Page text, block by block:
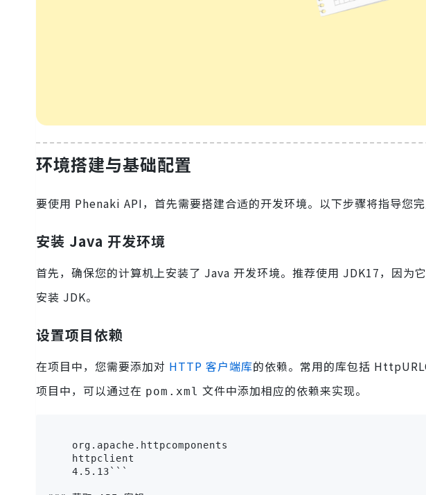
环境搭建与基础配置
要使用 Phenaki API，首先需要搭建合适的开发环境。以下步骤将指导您
安装 Java 开发环境
首先，确保您的计算机上安装了 Java 开发环境。推荐使用 JDK17，因为
安装 JDK。
设置项目依赖
在项目中，您需要添加对 HTTP 客户端库的依赖。常用的库包括
项目中，可以通过在 pom.xml 文件中添加相应的依赖来实现。
    org.apache.httpcomponents
    httpclient
    4.5.13```